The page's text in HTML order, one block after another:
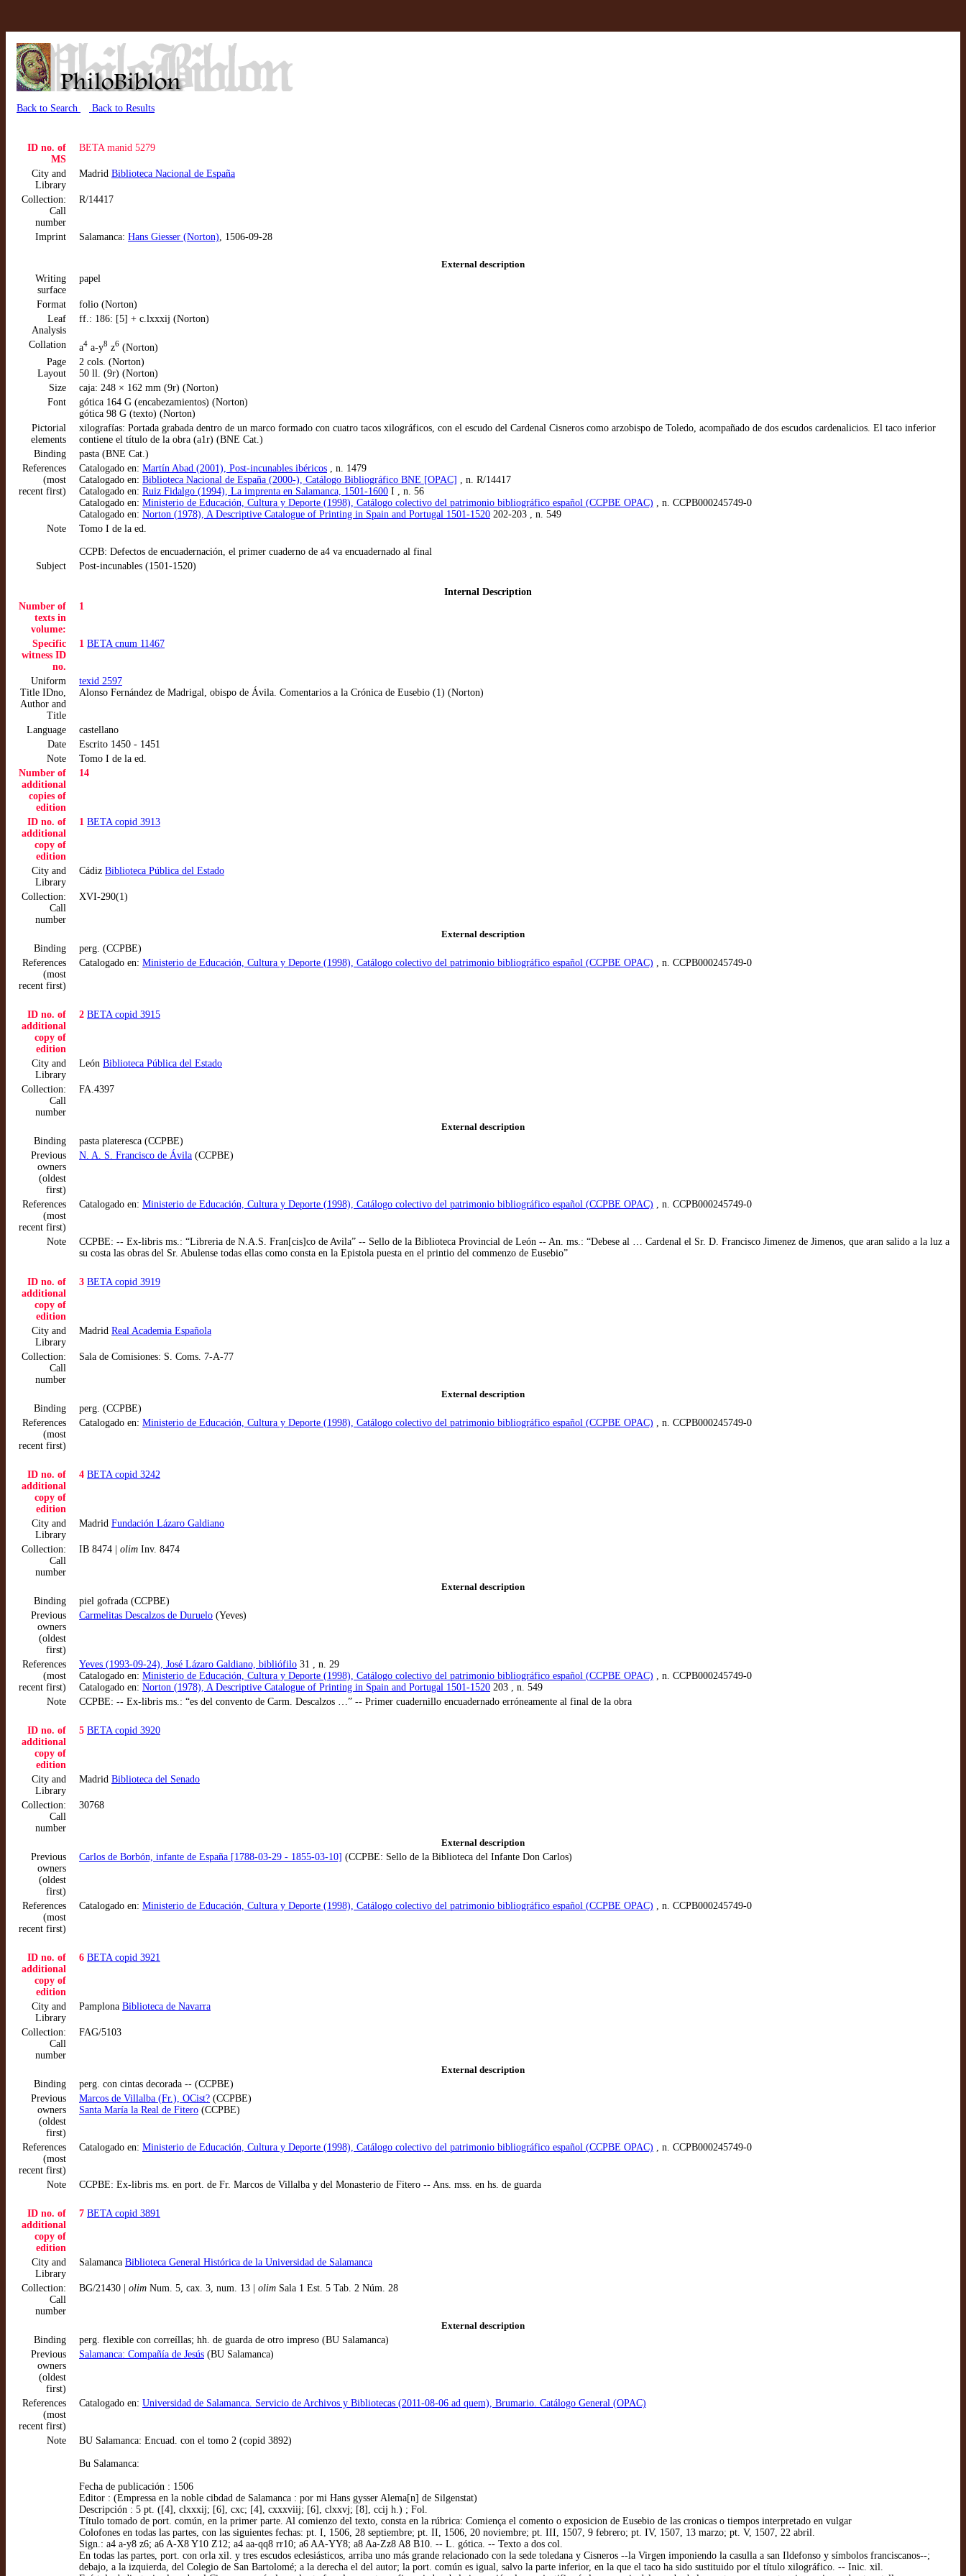
Back to Search Back to Results
ID no. of
MS
BETA manid 5279
City and
Library
Madrid Biblioteca Nacional de España
Collection:
Call
number
R/14417
Imprint Salamanca: Hans Giesser (Norton), 1506-09-28
External description
Writing
surface
papel
Format
folio (Norton)
Leaf
Analysis
ff.: 186: [5] + c.lxxxij (Norton)
Collation a4 a-y8 z6 (Norton)
Page
Layout
2 cols. (Norton)
50 ll. (9r) (Norton)
Size
caja: 248 × 162 mm (9r) (Norton)
Font
gótica 164 G (encabezamientos) (Norton)
gótica 98 G (texto) (Norton)
Pictorial
elements
xilografías: Portada grabada dentro de un marco formado con cuatro tacos xilográficos, con el escudo del Cardenal Cisneros como arzobispo de Toledo, acompañado de dos escudos cardenalicios. El taco inferior
contiene el título de la obra (a1r) (BNE Cat.)
Binding
pasta (BNE Cat.)
References
(most
recent first)
Catalogado en: Martín Abad (2001), Post-incunables ibéricos , n. 1479
Catalogado en: Biblioteca Nacional de España (2000-), Catálogo Bibliográfico BNE [OPAC] , n. R/14417
Catalogado en: Ruiz Fidalgo (1994), La imprenta en Salamanca, 1501-1600 I , n. 56
Catalogado en: Ministerio de Educación, Cultura y Deporte (1998), Catálogo colectivo del patrimonio bibliográfico español (CCPBE OPAC) , n. CCPB000245749-0
Catalogado en: Norton (1978), A Descriptive Catalogue of Printing in Spain and Portugal 1501-1520 202-203 , n. 549
Note
Tomo I de la ed.
CCPB: Defectos de encuadernación, el primer cuaderno de a4 va encuadernado al final
Subject
Post-incunables (1501-1520)
Internal Description
Number of
texts in
volume:
1
Specific
witness ID
no.
1 BETA cnum 11467
Uniform
Title IDno,
Author and
Title
texid 2597
Alonso Fernández de Madrigal, obispo de Ávila. Comentarios a la Crónica de Eusebio (1) (Norton)
Language
castellano
Date
Escrito 1450 - 1451
Note
Tomo I de la ed.
Number of
additional
copies of
edition
14
ID no. of
additional
copy of
edition
1 BETA copid 3913
City and
Library
Cádiz Biblioteca Pública del Estado
Collection:
Call
number
XVI-290(1)
External description
Binding
perg. (CCPBE)
References
(most
recent first)
Catalogado en: Ministerio de Educación, Cultura y Deporte (1998), Catálogo colectivo del patrimonio bibliográfico español (CCPBE OPAC) , n. CCPB000245749-0
ID no. of
additional
copy of
edition
2 BETA copid 3915
City and
Library
León Biblioteca Pública del Estado
Collection:
Call
number
FA.4397
External description
Binding
pasta plateresca (CCPBE)
Previous
owners
(oldest
first)
N. A. S. Francisco de Ávila (CCPBE)
References
(most
recent first)
Catalogado en: Ministerio de Educación, Cultura y Deporte (1998), Catálogo colectivo del patrimonio bibliográfico español (CCPBE OPAC) , n. CCPB000245749-0
Note
CCPBE: -- Ex-libris ms.: “Libreria de N.A.S. Fran[cis]co de Avila” -- Sello de la Biblioteca Provincial de León -- An. ms.: “Debese al … Cardenal el Sr. D. Francisco Jimenez de Jimenos, que aran salido a la luz a
su costa las obras del Sr. Abulense todas ellas como consta en la Epistola puesta en el printio del commenzo de Eusebio”
ID no. of
additional
copy of
edition
3 BETA copid 3919
City and
Library
Madrid Real Academia Española
Collection:
Call
number
Sala de Comisiones: S. Coms. 7-A-77
External description
Binding
perg. (CCPBE)
References
(most
recent first)
Catalogado en: Ministerio de Educación, Cultura y Deporte (1998), Catálogo colectivo del patrimonio bibliográfico español (CCPBE OPAC) , n. CCPB000245749-0
ID no. of
additional
copy of
edition
4 BETA copid 3242
City and
Library
Madrid Fundación Lázaro Galdiano
Collection:
Call
number
IB 8474 | olim Inv. 8474
External description
Binding
piel gofrada (CCPBE)
Previous
owners
(oldest
first)
Carmelitas Descalzos de Duruelo (Yeves)
References
(most
recent first)
Yeves (1993-09-24), José Lázaro Galdiano, bibliófilo 31 , n. 29
Catalogado en: Ministerio de Educación, Cultura y Deporte (1998), Catálogo colectivo del patrimonio bibliográfico español (CCPBE OPAC) , n. CCPB000245749-0
Catalogado en: Norton (1978), A Descriptive Catalogue of Printing in Spain and Portugal 1501-1520 203 , n. 549
Note
CCPBE: -- Ex-libris ms.: “es del convento de Carm. Descalzos …” -- Primer cuadernillo encuadernado erróneamente al final de la obra
ID no. of
additional
copy of
edition
5 BETA copid 3920
City and
Library
Madrid Biblioteca del Senado
Collection:
Call
number
30768
External description
Previous
owners
(oldest
first)
Carlos de Borbón, infante de España [1788-03-29 - 1855-03-10] (CCPBE: Sello de la Biblioteca del Infante Don Carlos)
References
(most
recent first)
Catalogado en: Ministerio de Educación, Cultura y Deporte (1998), Catálogo colectivo del patrimonio bibliográfico español (CCPBE OPAC) , n. CCPB000245749-0
ID no. of
additional
copy of
edition
6 BETA copid 3921
City and
Library
Pamplona Biblioteca de Navarra
Collection:
Call
number
FAG/5103
External description
Binding
perg. con cintas decorada -- (CCPBE)
Previous
owners
(oldest
first)
Marcos de Villalba (Fr.), OCist? (CCPBE)
Santa María la Real de Fitero (CCPBE)
References
(most
recent first)
Catalogado en: Ministerio de Educación, Cultura y Deporte (1998), Catálogo colectivo del patrimonio bibliográfico español (CCPBE OPAC) , n. CCPB000245749-0
Note CCPBE: Ex-libris ms. en port. de Fr. Marcos de Villalba y del Monasterio de Fitero -- Ans. mss. en hs. de guarda
ID no. of
additional
copy of
edition
7 BETA copid 3891
City and
Library
Salamanca Biblioteca General Histórica de la Universidad de Salamanca
Collection:
Call
number
BG/21430 | olim Num. 5, cax. 3, num. 13 | olim Sala 1 Est. 5 Tab. 2 Núm. 28
External description
Binding
perg. flexible con correíllas; hh. de guarda de otro impreso (BU Salamanca)
Previous
owners
(oldest
first)
Salamanca: Compañía de Jesús (BU Salamanca)
References
(most
recent first)
Catalogado en: Universidad de Salamanca. Servicio de Archivos y Bibliotecas (2011-08-06 ad quem), Brumario. Catálogo General (OPAC)
Note BU Salamanca: Encuad. con el tomo 2 (copid 3892)
Bu Salamanca:
Fecha de publicación : 1506
Editor : (Empressa en la noble cibdad de Salamanca : por mi Hans gysser Alema[n] de Silgenstat)
Descripción : 5 pt. ([4], clxxxij; [6], cxc; [4], cxxxviij; [6], clxxvj; [8], ccij h.) ; Fol.
Título tomado de port. común, en la primer parte. Al comienzo del texto, consta en la rúbrica: Comiença el comento o exposicion de Eusebio de las cronicas o tiempos interpretado en vulgar
Colofones en todas las partes, con las siguientes fechas: pt. I, 1506, 28 septiembre; pt. II, 1506, 20 noviembre; pt. III, 1507, 9 febrero; pt. IV, 1507, 13 marzo; pt. V, 1507, 22 abril.
Sign.: a4 a-y8 z6; a6 A-X8 Y10 Z12; a4 aa-qq8 rr10; a6 AA-YY8; a8 Aa-Zz8 A8 B10. -- L. gótica. -- Texto a dos col.
En todas las partes, port. con orla xil. y tres escudos eclesiásticos, arriba uno más grande relacionado con la sede toledana y Cisneros --la Virgen imponiendo la casulla a san Ildefonso y símbolos franciscanos--;
debajo, a la izquierda, del Colegio de San Bartolomé; a la derecha el del autor; la port. común es igual, salvo la parte inferior, en la que el taco ha sido sustituido por el título xilográfico. -- Inic. xil.